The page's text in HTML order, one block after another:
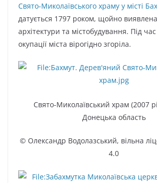
Свято-Миколаївського храму у місті
датується 1797 роком, щойно виявлена
архітектури та містобудування. Під час
окупації міста вірогідно згоріла.
Свято-Миколаївський храм (2007
Донецька область
© Олександр Водолазський, вільна
4.0